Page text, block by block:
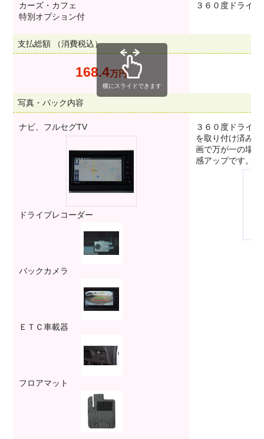
カーズ・カフェ
特別オプション付
３６０度ドライ
支払総額 （消費税込）
168.4万円
写真・パック内容
ナビ、フルセグTV
ドライブレコーダー
バックカメラ
ＥＴＣ車載器
フロアマット
３６０度ドライ
を取り付け済み
画で万が一の場
感アップです。
横にスライドできます